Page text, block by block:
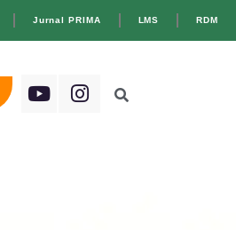
Jurnal PRIMA LMS RDM